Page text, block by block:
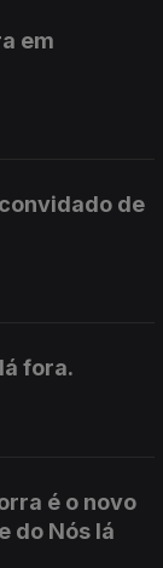
em
de
fora.
é o novo
do Nós lá